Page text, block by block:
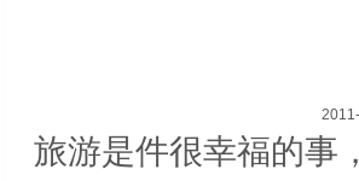
旅游是件很幸福的事